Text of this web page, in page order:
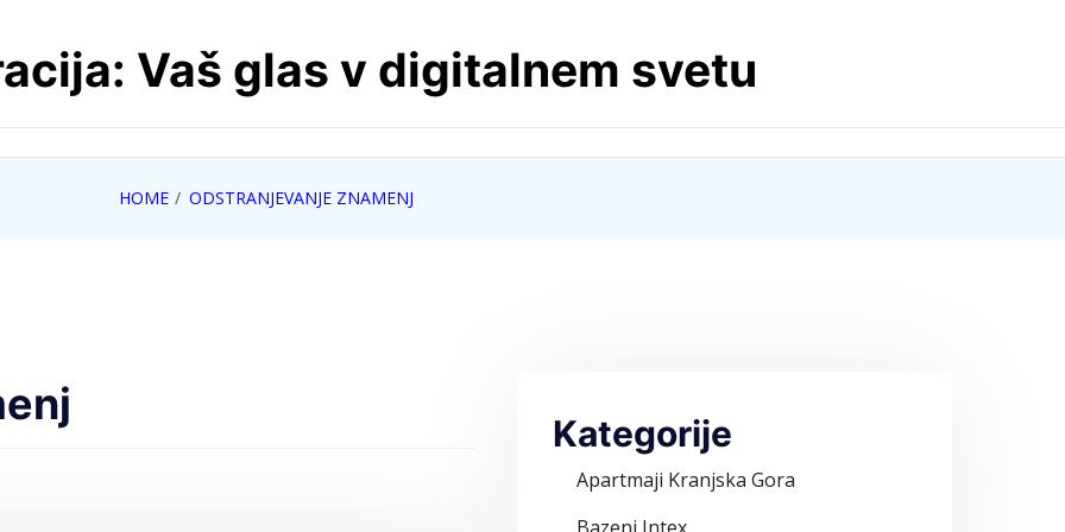
Vaš glas v digitalnem svetu
HOME ODSTRANJEVANJE ZNAMENJ
Kategorije
Apartmaji Kranjska Gora